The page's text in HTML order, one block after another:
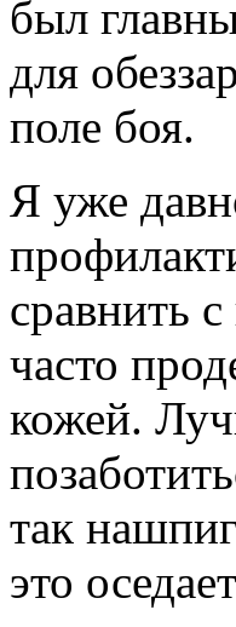
был
для
поле боя.
Я уже
сравнить
часто
кожей.
так
это